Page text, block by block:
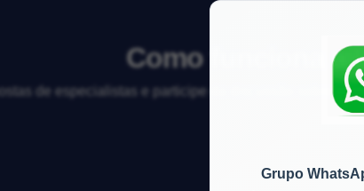
Grupo
Como funciona a
de especialistas e participe da discussão sobre